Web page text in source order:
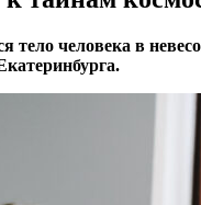
человека в